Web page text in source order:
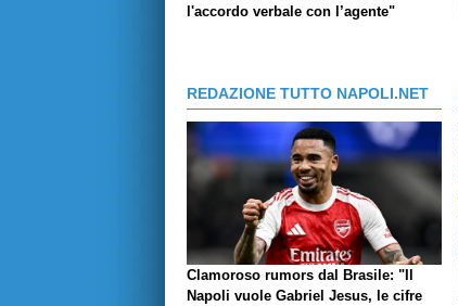
l'accordo verbale con l’agente"
REDAZIONE TUTTO NAPOLI.NET
Clamoroso rumors dal Brasile: "Il
Napoli vuole Gabriel Jesus, le cifre